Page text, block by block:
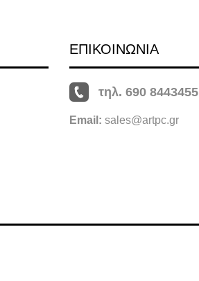
ΕΠΙΚΟΙΝΩΝΙΑ
τηλ. 690 8443455
Email: sales@artpc.gr